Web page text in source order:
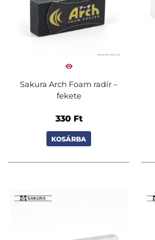
Sakura Arch Foam radír –
fekete
330 Ft
KOSÁRBA